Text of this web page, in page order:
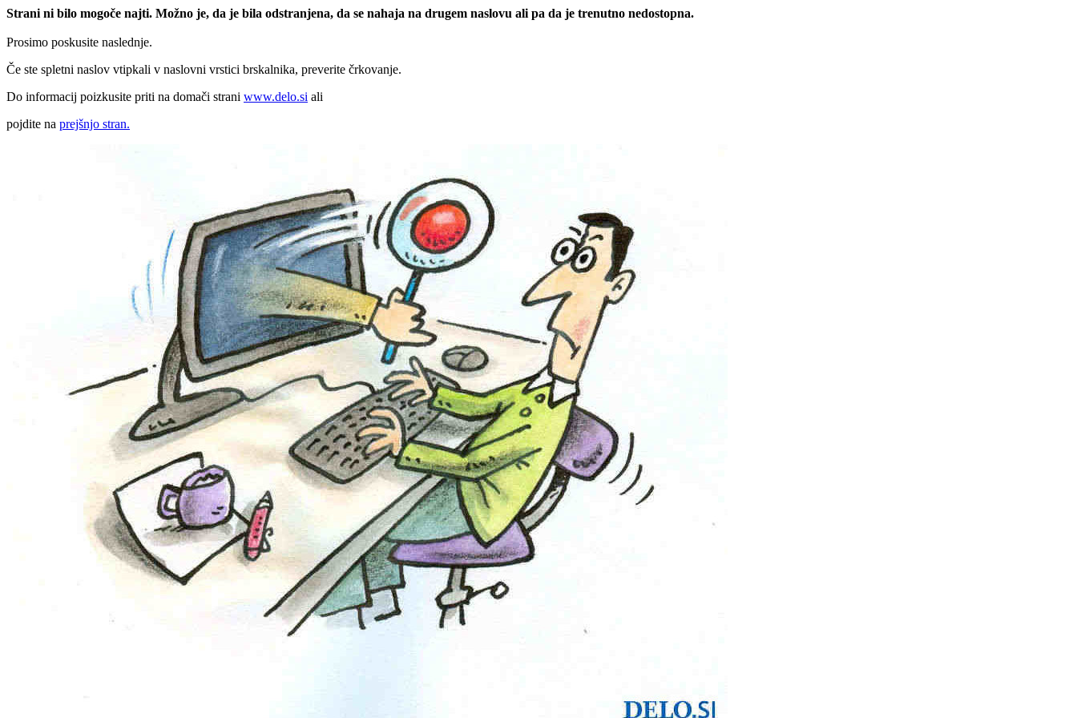
Strani ni bilo mogoče najti. Možno je, da je bila odstranjena, da se nahaja na drugem naslovu ali pa da je trenutno nedostopna.
Prosimo poskusite naslednje.
Če ste spletni naslov vtipkali v naslovni vrstici brskalnika, preverite črkovanje.
Do informacij poizkusite priti na domači strani www.delo.si ali
pojdite na prejšnjo stran.